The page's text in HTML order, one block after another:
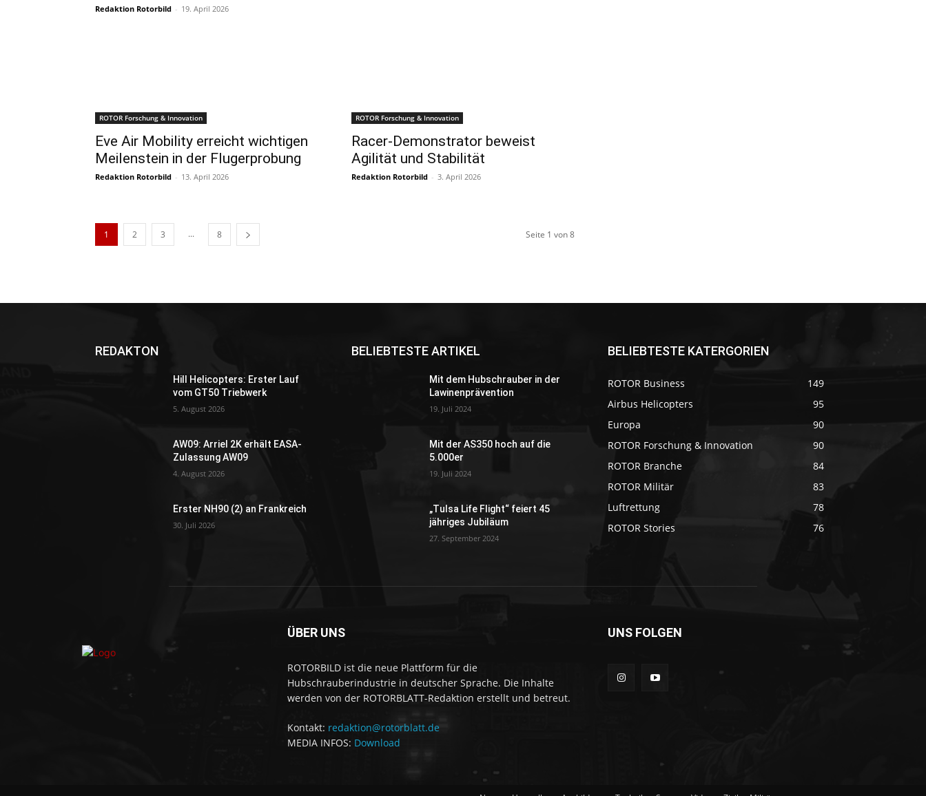
Redaktion Rotorbild - 19. April 2026
ROTOR Forschung & Innovation
Eve Air Mobility erreicht wichtigen
Meilenstein in der Flugerprobung
Redaktion Rotorbild - 13. April 2026
ROTOR Forschung & Innovation
Racer-Demonstrator beweist
Agilität und Stabilität
Redaktion Rotorbild - 3. April 2026
1 2 3 ... 8 Seite 1 von 8
REDAKTON
Hill Helicopters: Erster Lauf
vom GT50 Triebwerk
5. August 2026
AW09: Arriel 2K erhält EASA-
Zulassung AW09
4. August 2026
Erster NH90 (2) an Frankreich
30. Juli 2026
BELIEBTESTE ARTIKEL
Mit dem Hubschrauber in der
Lawinenprävention
19. Juli 2024
Mit der AS350 hoch auf die
5.000er
19. Juli 2024
„Tulsa Life Flight“ feiert 45
jähriges Jubiläum
27. September 2024
BELIEBTESTE KATERGORIEN
ROTOR Business
149
Airbus Helicopters
95
Europa
90
ROTOR Forschung & Innovation
90
ROTOR Branche
84
ROTOR Militär
83
Luftrettung
78
ROTOR Stories
76
ÜBER UNS
ROTORBILD ist die neue Plattform für die
Hubschrauberindustrie in deutscher Sprache. Die Inhalte
werden von der ROTORBLATT-Redaktion erstellt und betreut.
Kontakt: redaktion@rotorblatt.de
MEDIA INFOS: Download
UNS FOLGEN